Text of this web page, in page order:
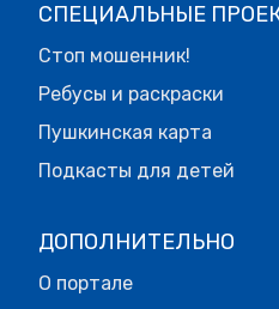
СПЕЦИАЛЬНЫЕ
Стоп мошенник!
Ребусы и раскраски
Пушкинская карта
Подкасты для детей
ДОПОЛНИТЕЛЬНО
О портале